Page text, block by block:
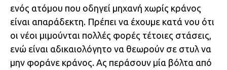
ενός ατόμου που οδηγεί μηχανή χωρίς κράνος
είναι απαράδεκτη. Πρέπει να έχουμε κατά νου ότι
οι νέοι μιμούνται πολλές φορές τέτοιες στάσεις,
ενώ είναι αδικαιολόγητο να θεωρούν σε στυλ να
μην φοράνε κράνος. Ας περάσουν μία βόλτα από